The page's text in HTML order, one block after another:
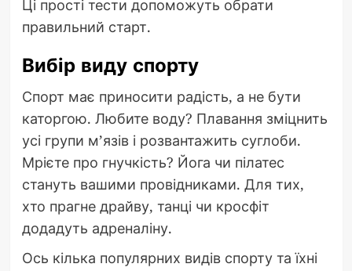
Ці прості тести допоможуть обрати
правильний старт.
Вибір виду спорту
Спорт має приносити радість, а не бути
каторгою. Любите воду? Плавання зміцнить
усі групи м’язів і розвантажить суглоби.
Мрієте про гнучкість? Йога чи пілатес
стануть вашими провідниками. Для тих,
хто прагне драйву, танці чи кросфіт
додадуть адреналіну.
Ось кілька популярних видів спорту та їхні